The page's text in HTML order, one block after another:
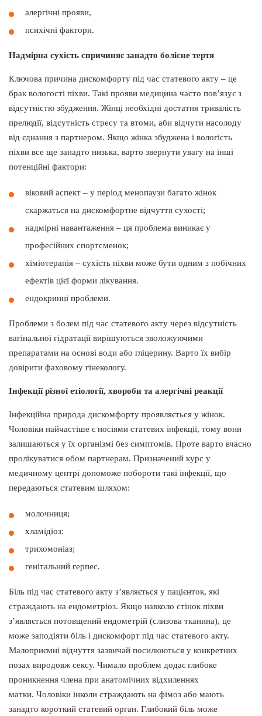
алергічні прояви,
психічні фактори.
Надмірна сухість спричиняє занадто болісне тертя
Ключова причина дискомфорту під час статевого акту – це
брак вологості піхви. Такі прояви медицина часто пов’язує з
відсутністю збудження. Жінці необхідні достатня тривалість
прелюдії, відсутність стресу та втоми, аби відчути насолоду
від єднання з партнером. Якщо жінка збуджена і вологість
піхви все ще занадто низька, варто звернути увагу на інші
потенційні фактори:
віковий аспект – у період менопаузи багато жінок
скаржаться на дискомфортне відчуття сухості;
надмірні навантаження ‒ ця проблема виникає у
професійних спортсменок;
хіміотерапія ‒ сухість піхви може бути одним з побічних
ефектів цієї форми лікування.
ендокринні проблеми.
Проблеми з болем під час статевого акту через відсутність
вагінальної гідратації вирішуються зволожуючими
препаратами на основі води або гліцерину. Варто їх вибір
довірити фаховому гінекологу.
Інфекції різної етіології, хвороби та алергічні реакції
Інфекційна природа дискомфорту проявляється у жінок.
Чоловіки найчастіше є носіями статевих інфекції, тому вони
залишаються у їх організмі без симптомів. Проте варто вчасно
пролікуватися обом партнерам. Призначений курс у
медичному центрі допоможе побороти такі інфекції, що
передаються статевим шляхом:
молочниця;
хламідіоз;
трихомоніаз;
генітальний герпес.
Біль під час статевого акту з’являється у пацієнток, які
страждають на ендометріоз. Якщо навколо стінок піхви
з’являється потовщений ендометрій (слизова тканина), це
може заподіяти біль і дискомфорт під час статевого акту.
Малоприємні відчуття зазвичай посилюються у конкретних
позах впродовж сексу. Чимало проблем додає глибоке
проникнення члена при анатомічних відхиленнях
матки. Чоловіки інколи страждають на фімоз або мають
занадто короткий статевий орган. Глибокий біль може